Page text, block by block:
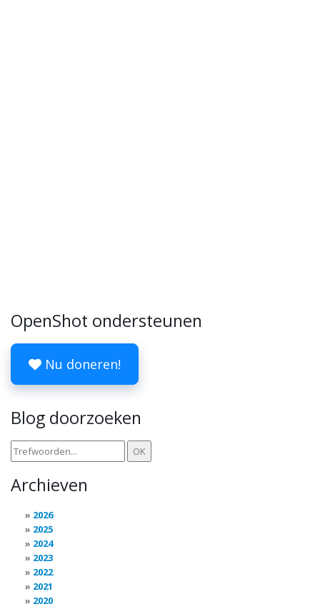
OpenShot ondersteunen
Nu doneren!
Blog doorzoeken
Archieven
2026
2025
2024
2023
2022
2021
2020